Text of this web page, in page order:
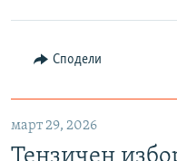
Сподели
март 29, 2026